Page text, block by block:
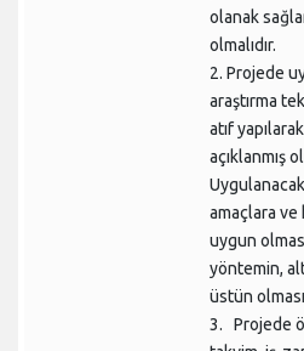
olanak
olmalıdır.
2.Projede
araştırma
atıf
açıklanmış
amaçlara
uygun
yöntemin,
üstün
3.Projede